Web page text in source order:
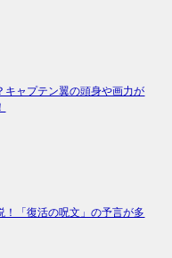
キャプテン翼の頭身や画力が
！「復活の呪文」の予言が多